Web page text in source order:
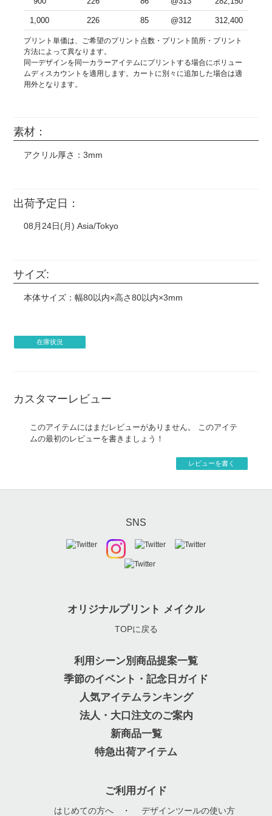
1,000 226 85 @312 312,400
プリント単価は、ご希望のプリント点数・プリント箇所・プリント
方法によって異なります。
同一デザインを同一カラーアイテムにプリントする場合にボリュー
ムディスカウントを適用します。カートに別々に追加した場合は適
用外となります。
素材：
アクリル厚さ：3mm
出荷予定日：
08月24日(月) Asia/Tokyo
サイズ:
本体サイズ：幅80以内×高さ80以内×3mm
在庫状況
カスタマーレビュー
このアイテムにはまだレビューがありません。 このアイテ
ムの最初のレビューを書きましょう！
レビューを書く
SNS
オリジナルプリント メイクル
TOPに戻る
利用シーン別商品提案一覧
季節のイベント・記念日ガイド
人気アイテムランキング
法人・大口注文のご案内
新商品一覧
特急出荷アイテム
ご利用ガイド
はじめての方へ ・ デザインツールの使い方